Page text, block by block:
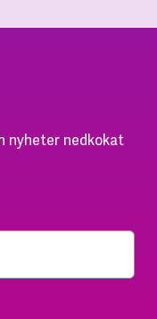
nyheter nedkokat